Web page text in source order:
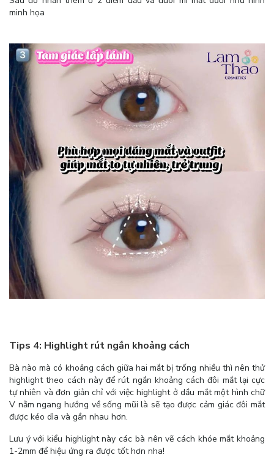
minh họa
Tips 4: Highlight rút ngắn khoảng cách
Bà nào mà có khoảng cách giữa hai mắt bị trống nhiều thì nên thử
highlight theo cách này để rút ngắn khoảng cách đôi mắt lại cực
tự nhiên và đơn giản chỉ với việc highlight ở dầu mắt một hình chữ
V nằm ngang hướng về sống mũi là sẽ tạo được cảm giác đôi mắt
được kéo dìa và gần nhau hơn.
Lưu ý với kiểu highlight này các bà nên vẽ cách khóe mắt khoảng
1-2mm để hiệu ứng ra được tốt hơn nha!